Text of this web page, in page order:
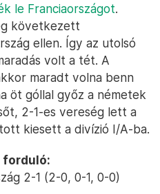
le Franciaországot.
következett
ellen. Így az utolsó
volt a tét. A
maradt volna benn
öt góllal győz a németek
2-1-es vereség lett a
kiesett a divízió I/A-ba.
forduló:
2-1 (2-0, 0-1, 0-0)